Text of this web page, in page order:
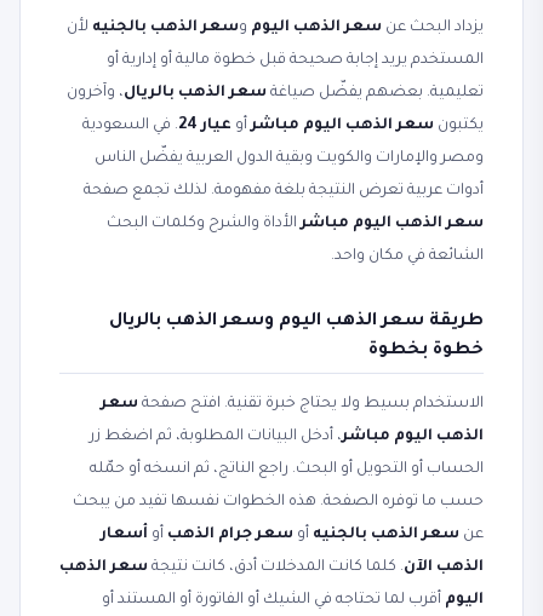
يزداد البحث عن سعر الذهب اليوم وسعر الذهب بالجنيه لأن
المستخدم يريد إجابة صحيحة قبل خطوة مالية أو إدارية أو
تعليمية. بعضهم يفضّل صياغة سعر الذهب بالريال، وآخرون
يكتبون سعر الذهب اليوم مباشرأو عيار 24
. في السعودية
ومصر والإمارات والكويت وبقية الدول العربية يفضّل الناس
أدوات عربية تعرض النتيجة بلغة مفهومة. لذلك تجمع صفحة
سعر الذهب اليوم مباشرالأداة والشرح وكلمات البحث
الشائعة في مكان واحد.
طريقة سعر الذهب اليوم وسعر الذهب بالريال
خطوة بخطوة
الاستخدام بسيط ولا يحتاج خبرة تقنية. افتح صفحة سعر
الذهب اليوم مباشر، أدخل البيانات المطلوبة، ثم اضغط زر
الحساب أو التحويل أو البحث. راجع الناتج، ثم انسخه أو حمّله
حسب ما توفره الصفحة. هذه الخطوات نفسها تفيد من يبحث
عن سعر الذهب بالجنيه أو سعر جرام الذهب أو أسعار
الذهب الآن. كلما كانت المدخلات أدق، كانت نتيجة سعر الذهب
اليوم أقرب لما تحتاجه في الشيك أو الفاتورة أو المستند أو